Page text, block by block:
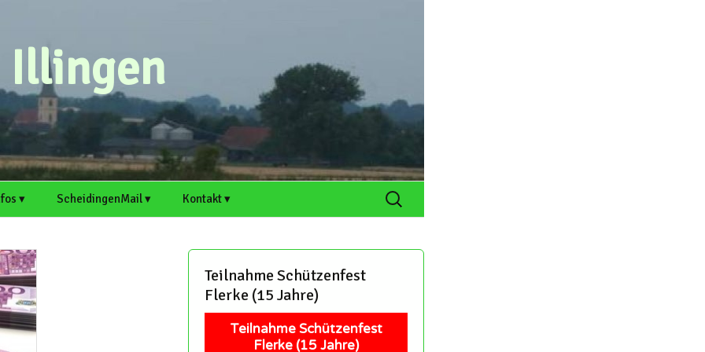
Illingen
▸
▾
und Illingen
Welver.de
Illingen auf Welver.de
einreichen
und Hobby-
sind immer
ScheidingenMail ▾ Kontakt ▾
Artikel einreichen
Termin einreichen
Mitschreiber und Hobby-
Suchen
nach:
Teilnahme Schützenfest
Flerke (15 Jahre)
Teilnahme Schützenfest
Flerke (15 Jahre)